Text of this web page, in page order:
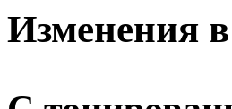
Изменения в